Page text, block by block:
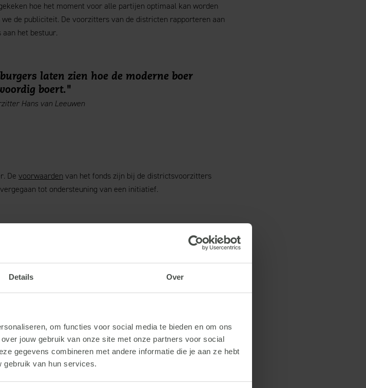
Details Over
om functies voor social media te bieden en om ons
jouw gebruik van onze site met onze partners voor social
gegevens combineren met andere informatie die je aan ze hebt
gebruik van hun services.
hoe het moment voor alle partijen optimaal kan worden
de publiciteit. De voorzitters van de districten rapporteren aan
het bestuur.
laten zien hoe de moderne boer
boert.
Hans van Leeuwen
De voorwaarden van het fonds zijn bij de districtsvoorzitters
tot ondersteuning van een initiatief.
De contactgegevens vind je hieronder. Of vul onderstaand